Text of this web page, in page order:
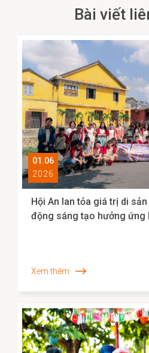
Bài viết
01.06
2026
Hội An lan tỏa giá trị di
động sáng tạo hưởng ứng
Xem thêm